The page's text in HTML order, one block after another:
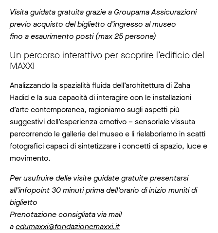
Visita guidata gratuita grazie a Groupama Assicurazioni
previo acquisto del biglietto d’ingresso al museo
fino a esaurimento posti (max 25 persone)
Un percorso interattivo per scoprire l’edificio del
MAXXI
Analizzando la spazialità fluida dell’architettura di Zaha
Hadid e la sua capacità di interagire con le installazioni
d’arte contemporanea, ragioniamo sugli aspetti più
suggestivi dell’esperienza emotivo – sensoriale vissuta
percorrendo le gallerie del museo e li rielaboriamo in scatti
fotografici capaci di sintetizzare i concetti di spazio, luce e
movimento.
Per usufruire delle visite guidate gratuite presentarsi
all’infopoint 30 minuti prima dell’orario di inizio muniti di
biglietto
Prenotazione consigliata via mail
aedumaxxi@fondazionemaxxi.it